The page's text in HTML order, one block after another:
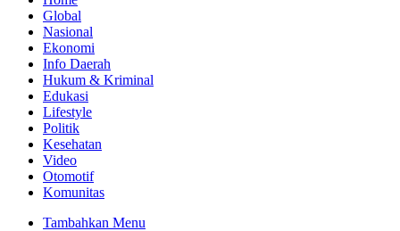
Global
Nasional
Ekonomi
Info Daerah
Hukum & Kriminal
Edukasi
Lifestyle
Politik
Kesehatan
Video
Otomotif
Komunitas
Tambahkan Menu